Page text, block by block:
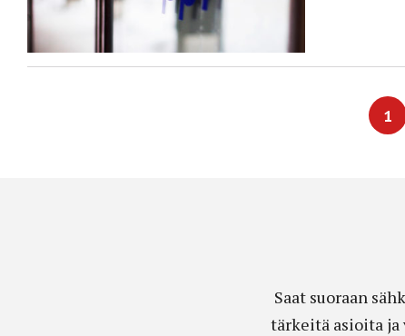
1
Saat suoraan
tärkeitä asioita